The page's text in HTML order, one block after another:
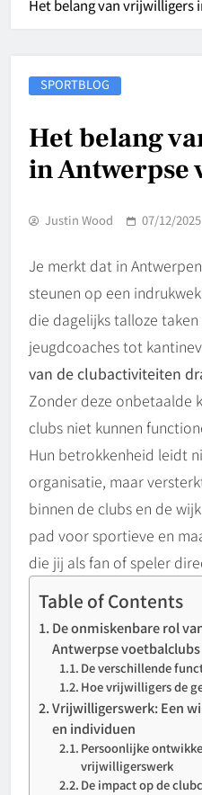
Het belang vanvrijwilligers
SPORTBLOG
Het belang
in Antwerpse
Justin Wood 07/12/2025
Je merkt dat in
steunen op een
die dagelijks talloze taken
jeugdcoaches tot
van de clubactiviteiten
Zonder deze onbetaalde
clubs niet kunnen
Hun betrokkenheid leidt
organisatie, maar
binnen de clubs en de
pad voor sportieve en
die jij als fan of speler
Table of Contents
De onmiskenbare rol
Antwerpse voetbalclubs
De verschillende
Hoe vrijwilligers de
Vrijwilligerswerk: Een
en individuen
Persoonlijke
vrijwilligerswerk
De impact op de